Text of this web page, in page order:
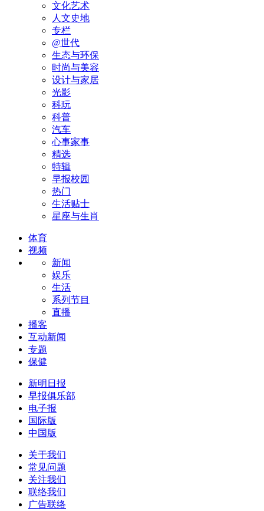
文化艺术
人文史地
专栏
@世代
生态与环保
时尚与美容
设计与家居
光影
科玩
科普
汽车
心事家事
精选
特辑
早报校园
热门
生活贴士
星座与生肖
体育
视频
新闻
娱乐
生活
系列节目
直播
播客
互动新闻
专题
保健
新明日报
早报俱乐部
电子报
国际版
中国版
关于我们
常见问题
关注我们
联络我们
广告联络